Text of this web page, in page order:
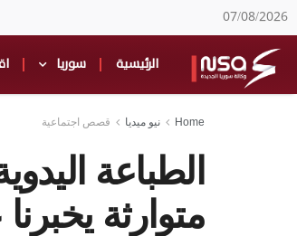
07/08/2026
الرئيسية سوريا
Home نيو ميديا قصص اجتماعية
الطباعة
متوارثة